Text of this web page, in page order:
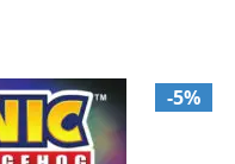
-5%